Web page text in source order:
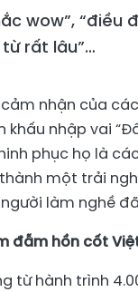
wow”,
rất lâu”…
nhận của
khấu nhập vai
phục họ là
một trải
làm nghề
đẫm hồn cốt
từ hành trình